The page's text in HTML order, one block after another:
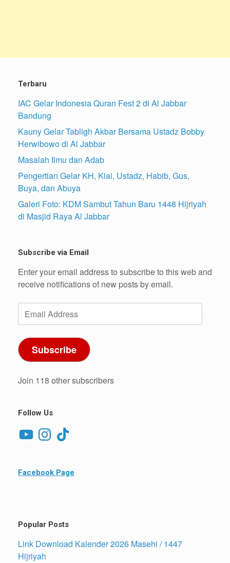
Terbaru
IAC Gelar Indonesia Quran Fest 2 di Al Jabbar
Bandung
Kauny Gelar Tabligh Akbar Bersama Ustadz Bobby
Herwibowo di Al Jabbar
Masalah Ilmu dan Adab
Pengertian Gelar KH, Kiai, Ustadz, Habib, Gus,
Buya, dan Abuya
Galeri Foto: KDM Sambut Tahun Baru 1448 Hijriyah
di Masjid Raya Al Jabbar
Subscribe via Email
Enter your email address to subscribe to this web and
receive notifications of new posts by email.
Email
Address
Subscribe
Join 118 other subscribers
Follow Us
YouTubeInstagram
TikTok
Facebook Page
Popular Posts
Link Download Kalender 2026 Masehi / 1447
Hijriyah